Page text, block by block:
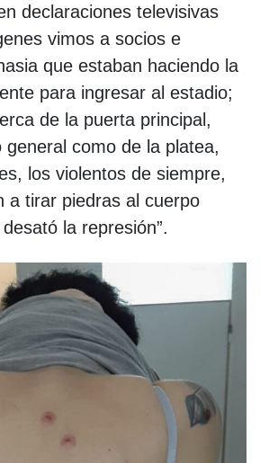
declaraciones televisivas
vimos a socios e
que estaban haciendo la
para ingresar al estadio;
de la puerta principal,
como de la platea,
los violentos de siempre,
a tirar piedras al cuerpo
la represión”.